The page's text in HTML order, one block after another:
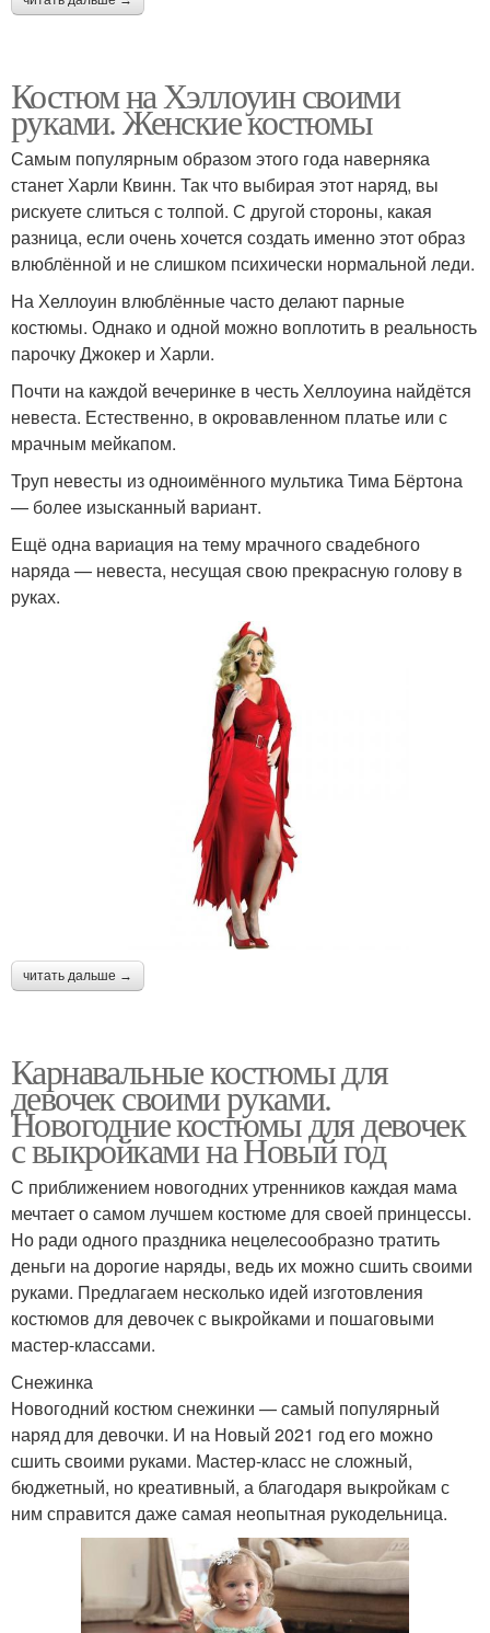
Костюм на Хэллоуин своими
руками. Женские костюмы
Самым популярным образом этого года наверняка
станет Харли Квинн. Так что выбирая этот наряд, вы
рискуете слиться с толпой. С другой стороны, какая
разница, если очень хочется создать именно этот образ
влюблённой и не слишком психически нормальной леди.
На Хеллоуин влюблённые часто делают парные
костюмы. Однако и одной можно воплотить в реальность
парочку Джокер и Харли.
Почти на каждой вечеринке в честь Хеллоуина найдётся
невеста. Естественно, в окровавленном платье или с
мрачным мейкапом.
Труп невесты из одноимённого мультика Тима Бёртона
— более изысканный вариант.
Ещё одна вариация на тему мрачного свадебного
наряда — невеста, несущая свою прекрасную голову в
руках.
читать дальше →
Карнавальные костюмы для
девочек своими руками.
Новогодние костюмы для девочек
с выкройками на Новый год
С приближением новогодних утренников каждая мама
мечтает о самом лучшем костюме для своей принцессы.
Но ради одного праздника нецелесообразно тратить
деньги на дорогие наряды, ведь их можно сшить своими
руками. Предлагаем несколько идей изготовления
костюмов для девочек с выкройками и пошаговыми
мастер-классами.
Снежинка
Новогодний костюм снежинки — самый популярный
наряд для девочки. И на Новый 2021 год его можно
сшить своими руками. Мастер-класс не сложный,
бюджетный, но креативный, а благодаря выкройкам с
ним справится даже самая неопытная рукодельница.